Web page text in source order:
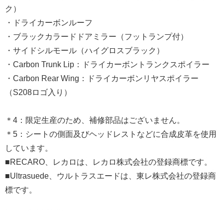
ク）
・ドライカーボンルーフ
・ブラックカラードドアミラー（フットランプ付）
・サイドシルモール（ハイグロスブラック）
・Carbon Trunk Lip：ドライカーボントランクスポイラー
・Carbon Rear Wing：ドライカーボンリヤスポイラー
（S208ロゴ入り）
＊4：限定生産のため、補修部品はございません。
＊5：シートの側面及びヘッドレストなどに合成皮革を使用
しています。
■RECARO、レカロは、レカロ株式会社の登録商標です。
■Ultrasuede、ウルトラスエードは、東レ株式会社の登録商
標です。